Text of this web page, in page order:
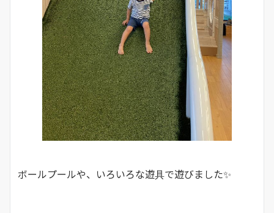
ボールプールや、いろいろな遊具で遊びました✨